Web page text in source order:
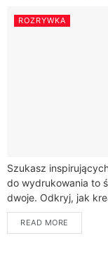
ROZRYWKA
Szukasz
do wydrukowania to
dwoje. Odkryj, jak
zwykszy wieczór w...
READ MORE